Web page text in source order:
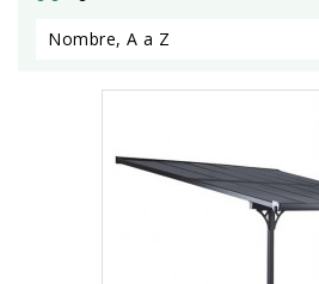
Nombre, A a Z